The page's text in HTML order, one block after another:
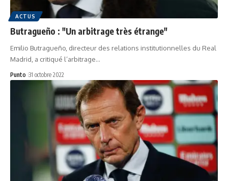
ACTUS
Butragueño : "Un arbitrage très étrange"
Emilio Butragueño, directeur des relations institutionnelles du Real
Madrid, a critiqué l’arbitrage…
Punto 31 octobre 2022